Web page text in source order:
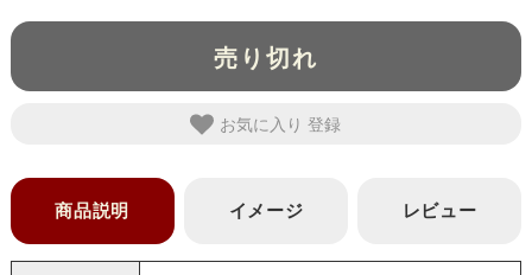
売り切れ
お気に入り
商品説明 イメージ レビュー